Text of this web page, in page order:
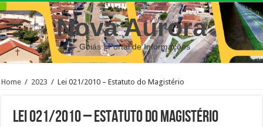
Nova Aurora
– Goiás | Portal de Informações
Home / 2023 / Lei 021/2010 – Estatuto do Magistério
Lei 021/2010 – Estatuto do Magistério